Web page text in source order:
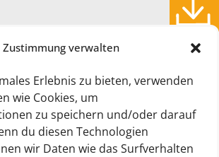
Zustimmung verwalten
Erlebnis zu bieten, verwenden
wie Cookies, um
zu speichern und/oder darauf
du diesen Technologien
wir Daten wie das Surfverhalten